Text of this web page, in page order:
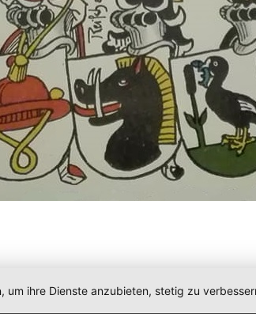
um ihre Dienste anzubieten, stetig zu